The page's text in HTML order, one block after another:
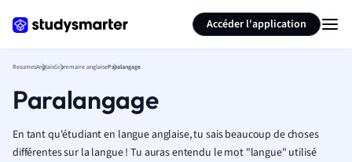
Accéder l'application
ResumesAnglaisGrammaire anglaiseParalangage
Paralangage
En tant qu'étudiant en langue anglaise, tu sais beaucoup de choses
différentes sur la langue ! Tu auras entendu le mot "langue" utilisé
Résumer la page